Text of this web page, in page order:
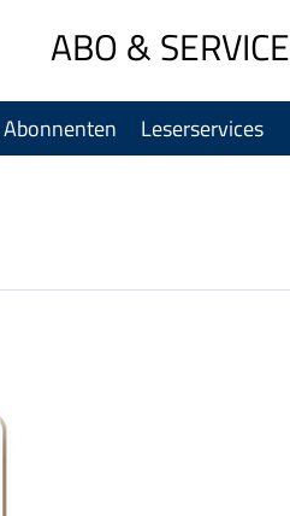
Navigation
direkt
ABO & SERVICE
Leserservices